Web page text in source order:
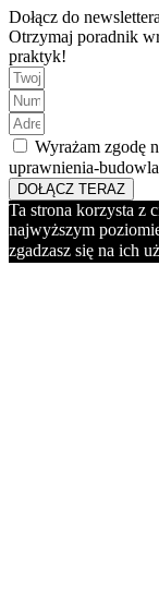
Dołącz do newslettera
Otrzymaj poradnik
praktyk!
Wyrażam zgodę
uprawnienia-
DOŁĄCZ TERAZ
Ta strona korzysta z
najwyższym
zgadzasz się na ich